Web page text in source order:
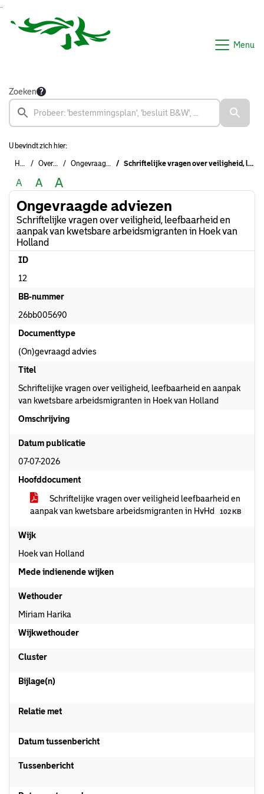
Menu
Zoeken
U bevindt zich hier:
Home Overzichten Ongevraagde adviezen Schriftelijke vragen over veiligheid, leefbaarheid en aanpak van kwetsbare arbeidsmigranten in Hoek van Holland
A A A
Ongevraagde adviezen
Schriftelijke vragen over veiligheid, leefbaarheid en
aanpak van kwetsbare arbeidsmigranten in Hoek van
Holland
ID
12
BB-nummer
26bb005690
Documenttype
(On)gevraagd advies
Titel
Schriftelijke vragen over veiligheid, leefbaarheid en aanpak
van kwetsbare arbeidsmigranten in Hoek van Holland
Omschrijving
Datum publicatie
07-07-2026
Hoofddocument
Schriftelijke vragen over veiligheid leefbaarheid en
aanpak van kwetsbare arbeidsmigranten in HvHd
102 KB
Wijk
Hoek van Holland
Mede indienende wijken
Wethouder
Miriam Harika
Wijkwethouder
Cluster
Bijlage(n)
Relatie met
Datum tussenbericht
Tussenbericht